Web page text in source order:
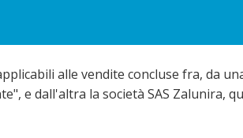
alle vendite concluse fra, da
e dall'altra la società SAS Zalunira,